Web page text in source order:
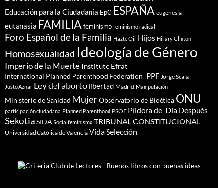
Educación para la Ciudadanía EpC ESPAÑA eugenesia
eutanasia FAMILIA feminismo feminismo radical
Foro Español de la Familia Hazte Oir Hijos Hillary Clinton
Homosexualidad Ideología de Género
Imperio de la Muerte Instituto Efrat
International Planned Parenthood Federation IPPF Jorge Scala
Justo Aznar Ley del aborto libertad Madrid Manipulación
Ministerio de Sanidad MujerObservatorio de Bioética ONU
participación ciudadana Planned Parenthood PSOE Píldora del Dia Después
Sekotia SIDA Socialfeminismo TRIBUNAL CONSTITUCIONAL
Universidad Católica de Valencia Vida Selección